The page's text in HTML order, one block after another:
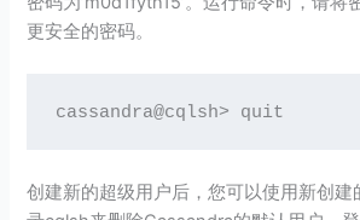
更安全的密码。
cassandra@cqlsh> quit
创建新的超级用户后，您可以使用新创建